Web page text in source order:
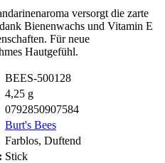
versorgt die zarte
Bienenwachs und Vitamin E
Für neue
Hautgefühl.
BEES-500128
4,25 g
0792850907584
Burt's Bees
Farblos, Duftend
Stick